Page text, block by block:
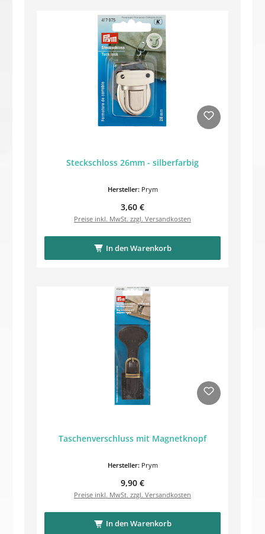
Steckschloss 26mm - silberfarbig
Hersteller: Prym
Regulärer Preis:
3,60 €
Preise inkl. MwSt. zzgl. Versandkosten
In den Warenkorb
Taschenverschluss mit Magnetknopf
Hersteller: Prym
Regulärer Preis:
9,90 €
Preise inkl. MwSt. zzgl. Versandkosten
In den Warenkorb